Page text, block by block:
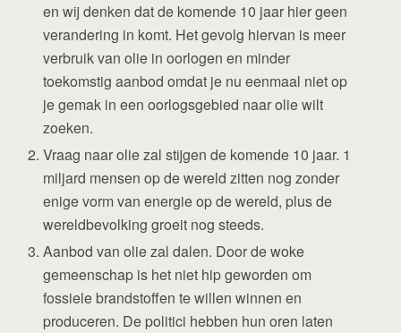
en wij denken dat de komende 10 jaar hier geen
verandering in komt. Het gevolg hiervan is meer
verbruik van olie in oorlogen en minder
toekomstig aanbod omdat je nu eenmaal niet op
je gemak in een oorlogsgebied naar olie wilt
zoeken.
Vraag naar olie zal stijgen de komende 10 jaar. 1
miljard mensen op de wereld zitten nog zonder
enige vorm van energie op de wereld, plus de
wereldbevolking groeit nog steeds.
Aanbod van olie zal dalen. Door de woke
gemeenschap is het niet hip geworden om
fossiele brandstoffen te willen winnen en
produceren. De politici hebben hun oren laten